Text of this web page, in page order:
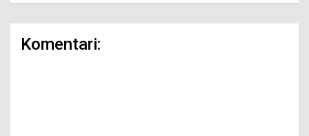
Komentari: